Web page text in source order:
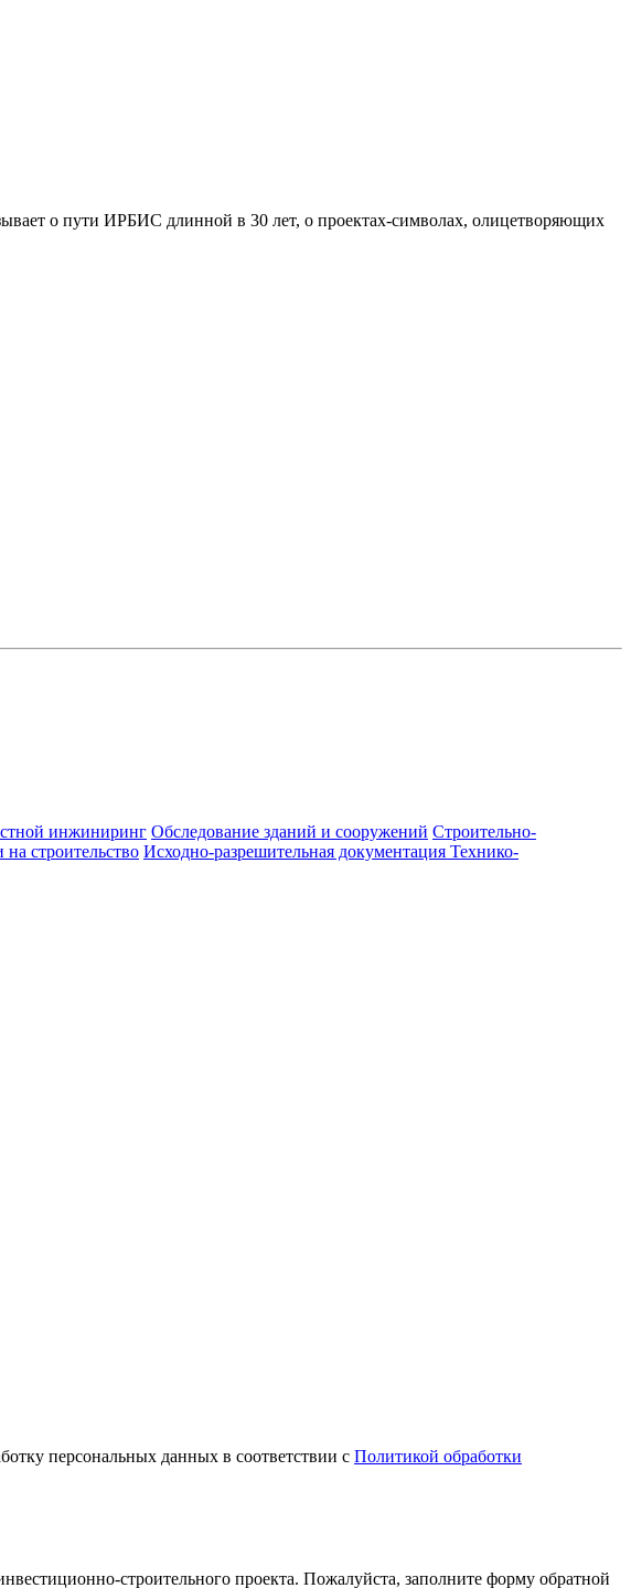
о пути ИРБИС длинной в 30 лет, о проектах-символах, олицетворяющих
инжиниринг Обследование зданий и сооружений Строительно-
строительство Исходно-разрешительная документация Технико-
персональных данных в соответствии с Политикой обработки
строительного проекта. Пожалуйста, заполните форму обратной